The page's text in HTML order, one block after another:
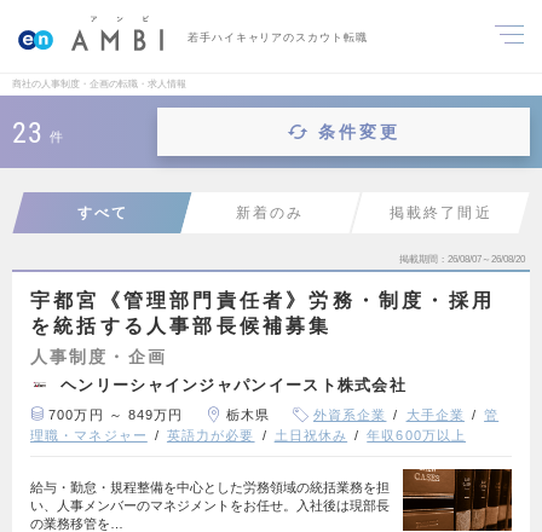
若手ハイキャリアのスカウト転職
商社の人事制度・企画の転職・求人情報
23 件 条件変更
すべて 新着のみ 掲載終了間近
掲載期間 26/08/07～26/08/20
宇都宮《管理部門責任者》労務・制度・採用
を統括する人事部長候補募集
人事制度・企画
ヘンリーシャインジャパンイースト株式会社
700万円 ～ 849万円 栃木県 外資系企業 大手企業
管
理職・マネジャー
英語力が必要 土日祝休み 年収600万以上
給与・勤怠・規程整備を中心とした労務領域の統括業務を担
い、人事メンバーのマネジメントをお任せ。入社後は現部長
の業務移管を…